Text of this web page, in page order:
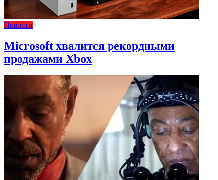
Новости
Microsoft хвалится рекордными
продажами Xbox